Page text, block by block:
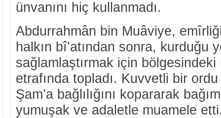
ünvanını hiç kullanmadı.
Abdurrahmân bin Muâviye,
halkın bî’atından sonra, kurduğu
sağlamlaştırmak için bölgesindeki
etrafında topladı. Kuvvetli bir
Şam’a bağlılığını kopararak
yumuşak ve adaletle muamele